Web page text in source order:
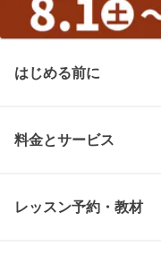
はじめる前に
料金とサービス
レッスン予約・教材